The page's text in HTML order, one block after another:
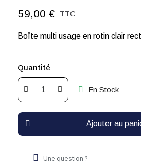
59,00 € TTC
Boîte multi usage en rotin clair
Quantité
En Stock
Ajouter au
Une question ?